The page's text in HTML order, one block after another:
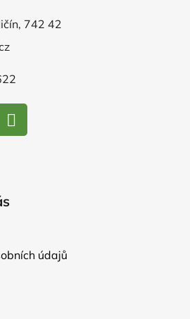
742 42
údajů